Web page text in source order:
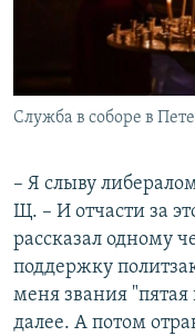
Служба в соборе в
– Я слыву
Щ. – И отчасти за
рассказал одному
поддержку
меня звания "пятая
далее. А потом